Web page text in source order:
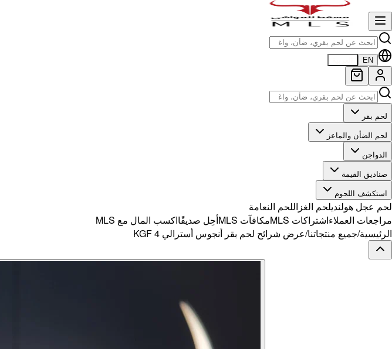
EN
لحم بقر
لحم الضأن والماعز
الدواجن
صناديق القيمة
استكشف اللحوم
لحم عجل هولنديلحم الغزاللحم النعامة
مراجعات العملاءاشتراكات MLS مكافآت MLS أحِل صديقًااكسب المال مع MLS
الرئيسية/جميع منتجاتنا/عرض شرائح لحم بقر أنجوس أسترالي KGF 4